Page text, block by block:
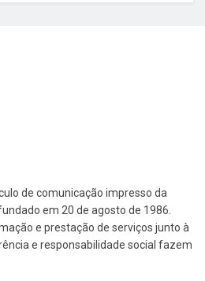
de comunicação impresso da
em 20 de agosto de 1986.
e prestação de serviços junto à
e responsabilidade social fazem